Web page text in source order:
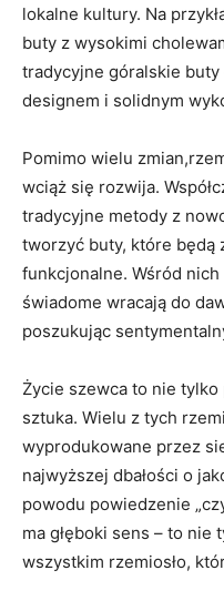
lokalne kultury. Na
buty z wysokimi
tradycyjne góralskie buty
designem i solidnym
Pomimo wielu
wciąż się rozwija.
tradycyjne metody z
tworzyć buty, które będą
funkcjonalne. Wśród
świadome wracają do
poszukując
Życie szewca to nie
sztuka. Wielu z tych
wyprodukowane przez
najwyższej dbałości o
powodu powiedzenie
ma głęboki sens – to nie
wszystkim rzemiosło,